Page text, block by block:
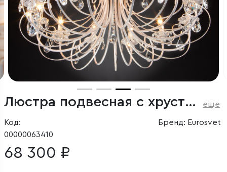
Люстра подвесная с хрусталем еще
Код:
00000063410
Бренд: Eurosvet
68 300 ₽